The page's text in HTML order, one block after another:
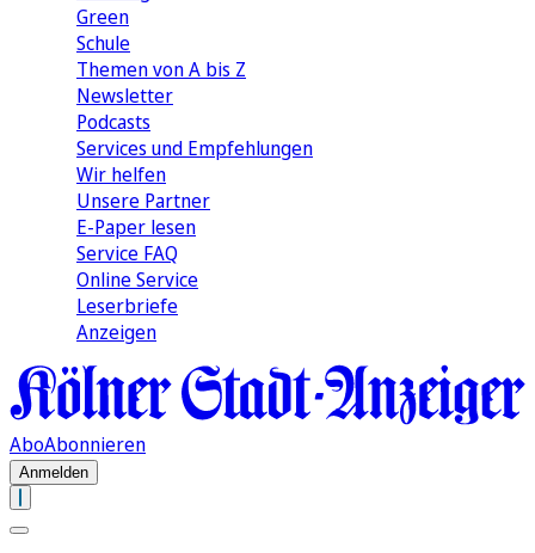
Green
Schule
Themen von A bis Z
Newsletter
Podcasts
Services und Empfehlungen
Wir helfen
Unsere Partner
E-Paper lesen
Service FAQ
Online Service
Leserbriefe
Anzeigen
AboAbonnieren
Anmelden